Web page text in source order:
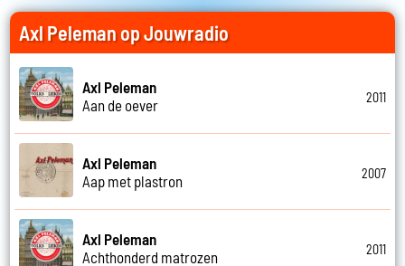
Axl Peleman op Jouwradio
Axl Peleman
Aan de oever
2011
Axl Peleman
Aap met plastron
2007
Axl Peleman
Achthonderd matrozen
2011